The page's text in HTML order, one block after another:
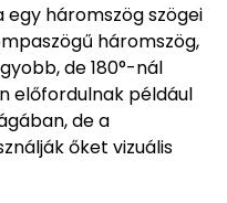
háromszög szögei
háromszög,
de 180°-nál
előfordulnak például
de a
őket vizuális